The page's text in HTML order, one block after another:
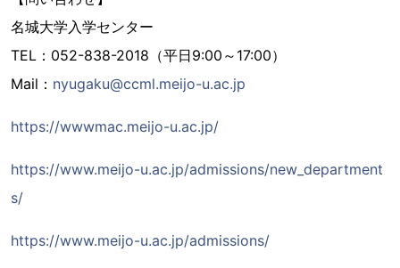
名城大学入学センター
TEL：052-838-2018（平日9:00～17:00）
Mail： nyugaku@ccml.meijo-u.ac.jp
https://wwwmac.meijo-u.ac.jp/
https://www.meijo-u.ac.jp/admissions/new_department
s/
https://www.meijo-u.ac.jp/admissions/